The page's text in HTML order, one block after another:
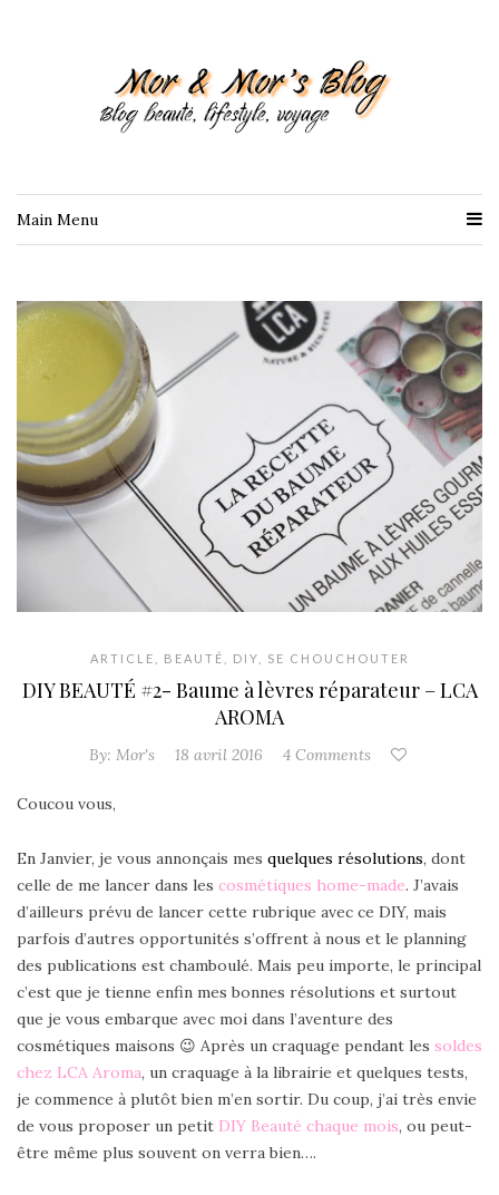
Main Menu
ARTICLE BEAUTÉ DIY SE CHOUCHOUTER
DIY BEAUTÉ #2- Baume à lèvres réparateur – LCA
AROMA
By: Mor's 18 avril 2016 4 Comments
Coucou vous,
En Janvier, je vous annonçais mes quelques résolutions, dont
celle de me lancer dans les cosmétiques home-made. J’avais
d’ailleurs prévu de lancer cette rubrique avec ce DIY, mais
parfois d’autres opportunités s’offrent à nous et le planning
des publications est chamboulé. Mais peu importe, le principal
c’est que je tienne enfin mes bonnes résolutions et surtout
que je vous embarque avec moi dans l’aventure des
cosmétiques maisons 😉 Après un craquage pendant les soldes
chez LCA Aroma, un craquage à la librairie et quelques tests,
je commence à plutôt bien m’en sortir. Du coup, j’ai très envie
de vous proposer un petit DIY Beauté chaque mois, ou peut-
être même plus souvent on verra bien….